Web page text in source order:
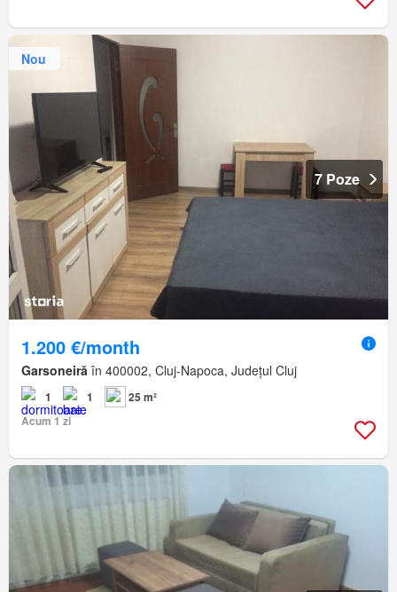
Nou
7 Poze
1.200 €/month
Garsoneiră în 400002, Cluj-Napoca, Județul Cluj
1 1
25 m²
Acum 1 zi